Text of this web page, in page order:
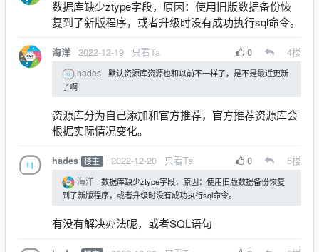
数据库缺少ztype字段，原因：使用旧版数据备份恢
复到了新版程序，或者升级时没有成功执行sql命令。
海洋 2022-12-19 只看Ta 0 4楼
hades
默认资源库资源也和以前不一样了，是不是最近更新
了啊
资源库分为自己添加和官方推荐，官方推荐资源库会
根据实际情况变化。
hades 楼主 2022-12-20 只看Ta 0 5楼
海洋
数据库缺少ztype字段，原因：使用旧版数据备份恢复
到了新版程序，或者升级时没有成功执行sql命令。
有没有解决办法呢，或者SQL语句